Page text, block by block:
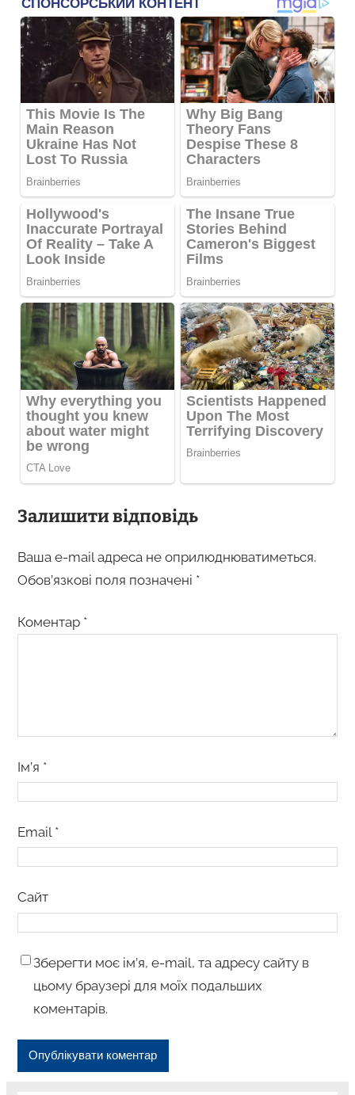
Залишити відповідь
Ваша e-mail адреса не оприлюднюватиметься.
Обов’язкові поля позначені *
Коментар *
Ім’я *
Email *
Сайт
Зберегти моє ім’я, e-mail, та адресу сайту в
цьому браузері для моїх подальших
коментарів.